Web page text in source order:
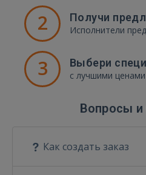
2 Получи
Исполнители
3 Выбери
с лучшими
Вопросы
Как создать заказ